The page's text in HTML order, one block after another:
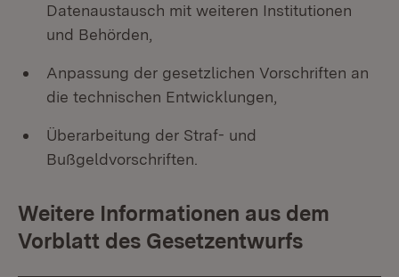
Datenaustausch mit weiteren Institutionen
und Behörden,
Anpassung der gesetzlichen Vorschriften an
die technischen Entwicklungen,
Überarbeitung der Straf- und
Bußgeldvorschriften.
Weitere Informationen aus dem
Vorblatt des Gesetzentwurfs